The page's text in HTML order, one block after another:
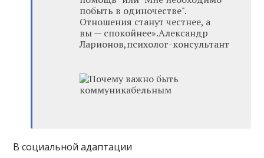
побыть в одиночестве".
Отношения станут честнее, а
вы — спокойнее».Александр
Ларионов,психолог-консультант
В социальной адаптации